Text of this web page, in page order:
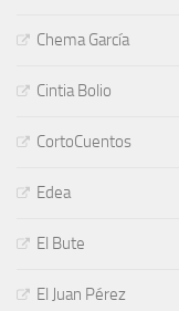
Chema García
Cintia Bolio
CortoCuentos
Edea
El Bute
El Juan Pérez